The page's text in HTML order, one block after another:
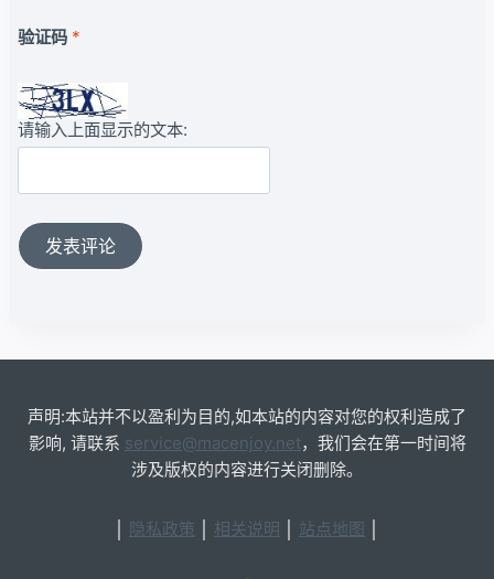
验证码 *
请输入上面显示的文本:
声明:本站并不以盈利为目的,如本站的内容对您的权利造成了
影响, 请联系 service@macenjoy.net，我们会在第一时间将
涉及版权的内容进行关闭删除。
隐私政策 相关说明 站点地图